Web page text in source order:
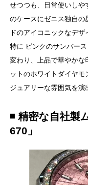
せつつも、日常使いし
のケースにゼニス独自の
ドのアイコニックなデザ
特に ピンクのサンバー
変わり、上品で華やかな
ットのホワイトダイヤ
ジュアリーな雰囲気を演
◾️ 精密な自社製
670」